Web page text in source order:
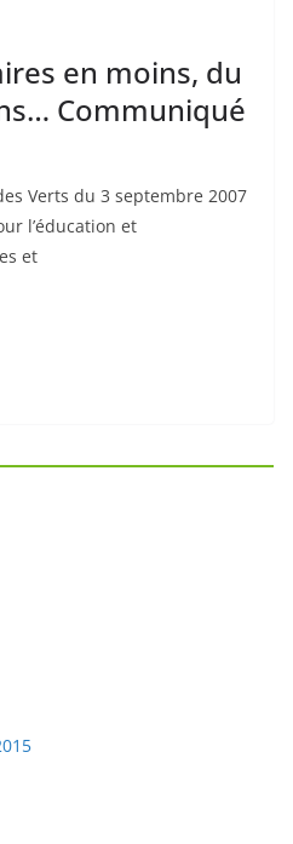
en moins, du
Communiqué
Verts du 3 septembre 2007
l’éducation et
et